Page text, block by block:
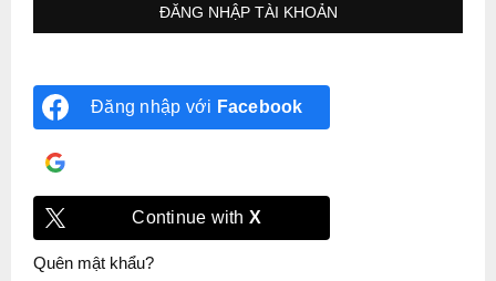
Đăng nhập với Facebook
Continue with X
Quên mật khẩu?